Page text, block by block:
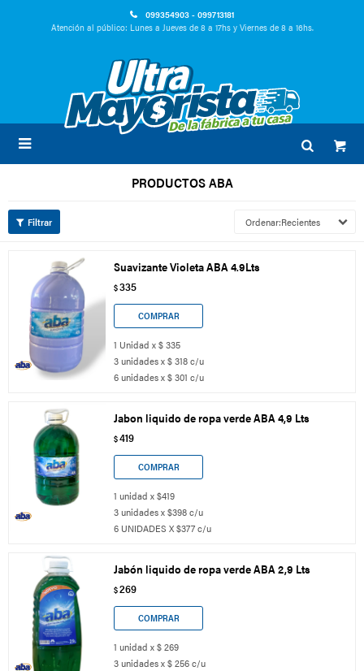
099354903 - 099713181
Atención al público: Lunes a Jueves de 8 a 17hs y Viernes de 8 a 16hs.

PRODUCTOS ABA
Recientes
Suavizante Violeta ABA 4.9Lts
$335
1 Unidad x $ 335
3 unidades x $ 318 c/u
6 unidades x $ 301 c/u
Jabon liquido de ropa verde ABA 4,9 Lts
$419
1 unidad x $419
3 unidades x $398 c/u
6 UNIDADES X $377 c/u
Jabón liquido de ropa verde ABA 2,9 Lts
$269
1 unidad x $ 269
3 unidades x $ 256 c/u